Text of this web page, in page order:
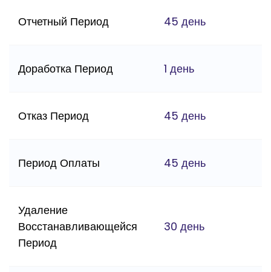
Отчетный Период 45 день
Доработка Период 1 день
Отказ Период 45 день
Период Оплаты 45 день
Удаление
Восстанавливающейся
Период
30 день